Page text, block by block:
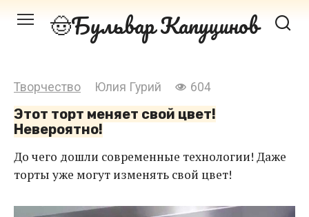
Перейти Бульвар Капуцинов
Творчество Юлия Гурий 604
Этот торт меняет свой цвет!
Невероятно!
До чего дошли современные технологии! Даже
торты уже могут изменять свой цвет!